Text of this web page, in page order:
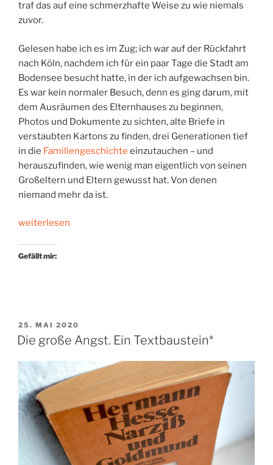
traf das auf eine schmerzhafte Weise zu wie niemals
zuvor.
Gelesen habe ich es im Zug; ich war auf der Rückfahrt
nach Köln, nachdem ich für ein paar Tage die Stadt am
Bodensee besucht hatte, in der ich aufgewachsen bin.
Es war kein normaler Besuch, denn es ging darum, mit
dem Ausräumen des Elternhauses zu beginnen,
Photos und Dokumente zu sichten, alte Briefe in
verstaubten Kartons zu finden, drei Generationen tief
in die Familiengeschichte einzutauchen – und
herauszufinden, wie wenig man eigentlich von seinen
Großeltern und Eltern gewusst hat. Von denen
niemand mehr da ist.
„Zuhause:
oder
weiterlesen
Gefällt mir:
VERÖFFENTLICHT
AM
25. MAI 2020
Die große Angst. Ein Textbaustein*